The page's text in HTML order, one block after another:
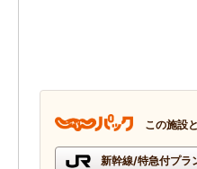
この施設
新幹線/特急付プラ